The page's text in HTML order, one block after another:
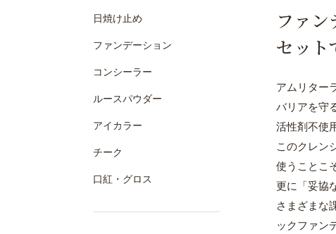
日焼け止め
ファンデーション
コンシーラー
ルースパウダー
アイカラー
チーク
口紅・グロス
ファ
セット
アムリター
バリアを守
活性剤不使
このクレン
使うことこ
更に「妥協
さまざまな
ックファン